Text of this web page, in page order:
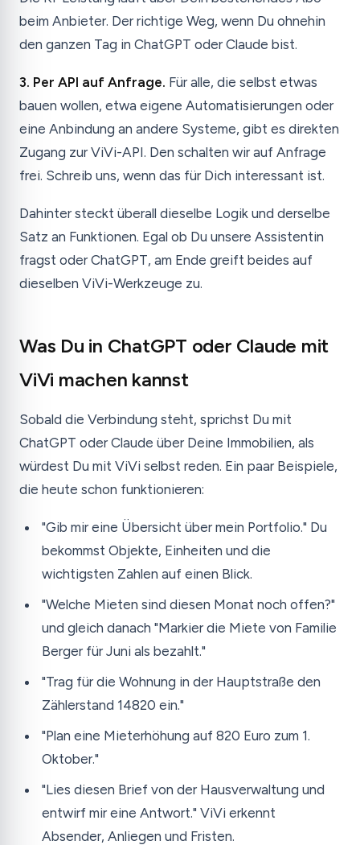
beim Anbieter. Der richtige Weg, wenn Du ohnehin
den ganzen Tag in ChatGPT oder Claude bist.
3. Per API auf Anfrage. Für alle, die selbst etwas
bauen wollen, etwa eigene Automatisierungen oder
eine Anbindung an andere Systeme, gibt es direkten
Zugang zur ViVi-API. Den schalten wir auf Anfrage
frei. Schreib uns, wenn das für Dich interessant ist.
Dahinter steckt überall dieselbe Logik und derselbe
Satz an Funktionen. Egal ob Du unsere Assistentin
fragst oder ChatGPT, am Ende greift beides auf
dieselben ViVi-Werkzeuge zu.
Was Du in ChatGPT oder Claude mit
ViVi machen kannst
Sobald die Verbindung steht, sprichst Du mit
ChatGPT oder Claude über Deine Immobilien, als
würdest Du mit ViVi selbst reden. Ein paar Beispiele,
die heute schon funktionieren:
"Gib mir eine Übersicht über mein Portfolio." Du
bekommst Objekte, Einheiten und die
wichtigsten Zahlen auf einen Blick.
"Welche Mieten sind diesen Monat noch offen?"
und gleich danach "Markier die Miete von Familie
Berger für Juni als bezahlt."
"Trag für die Wohnung in der Hauptstraße den
Zählerstand 14820 ein."
"Plan eine Mieterhöhung auf 820 Euro zum 1.
Oktober."
"Lies diesen Brief von der Hausverwaltung und
entwirf mir eine Antwort." ViVi erkennt
Absender, Anliegen und Fristen.